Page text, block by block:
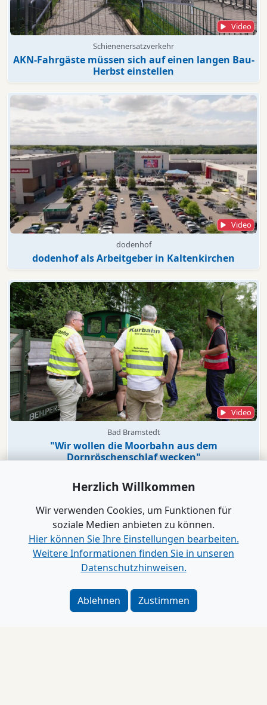
Video
Schienenersatzverkehr
AKN-Fahrgäste müssen sich auf einen langen Bau-
Herbst einstellen
Video
dodenhof
dodenhof als Arbeitgeber in Kaltenkirchen
Video
Bad Bramstedt
"Wir wollen die Moorbahn aus dem
Dornröschenschlaf wecken"
Herzlich Willkommen
Wir verwenden Cookies, um Funktionen für
soziale Medien anbieten zu können.
Hier können Sie Ihre Einstellungen bearbeiten.
Weitere Informationen finden Sie in unseren
Datenschutzhinweisen.
Ablehnen Zustimmen